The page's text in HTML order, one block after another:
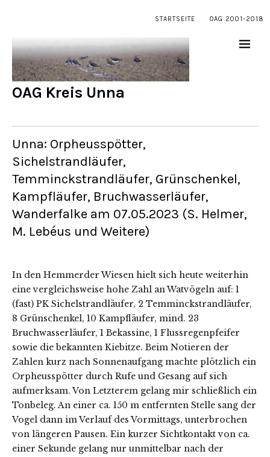
STARTSEITE OAG 2001-2018
OAG Kreis Unna
Unna: Orpheusspötter,
Sichelstrandläufer,
Temminckstrandläufer, Grünschenkel,
Kampfläufer, Bruchwasserläufer,
Wanderfalke am 07.05.2023 (S. Helmer,
M. Lebéus und Weitere)
In den Hemmerder Wiesen hielt sich heute weiterhin
eine vergleichsweise hohe Zahl an Watvögeln auf: 1
(fast) PK Sichelstrandläufer, 2 Temminckstrandläufer,
8 Grünschenkel, 10 Kampfläufer, mind. 23
Bruchwasserläufer, 1 Bekassine, 1 Flussregenpfeifer
sowie die bekannten Kiebitze. Beim Notieren der
Zahlen kurz nach Sonnenaufgang machte plötzlich ein
Orpheusspötter durch Rufe und Gesang auf sich
aufmerksam. Von Letzterem gelang mir schließlich ein
Tonbeleg. An einer ca. 150 m entfernten Stelle sang der
Vogel dann im Verlauf des Vormittags, unterbrochen
von längeren Pausen. Ein kurzer Sichtkontakt von ca.
einer Sekunde gelang nur unmittelbar nach der